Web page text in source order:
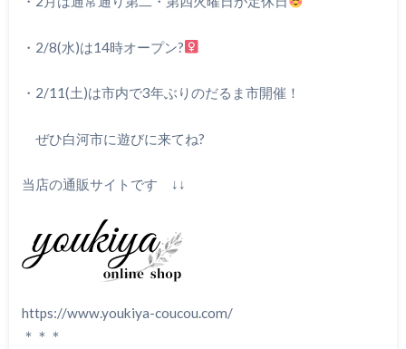
・2/8(水)は14時オープン?‍
・2/11(土)は市内で3年ぶりのだるま市開催！
ぜひ白河市に遊びに来てね?
当店の通販サイトです ↓↓
https://www.youkiya-coucou.com/
＊＊＊